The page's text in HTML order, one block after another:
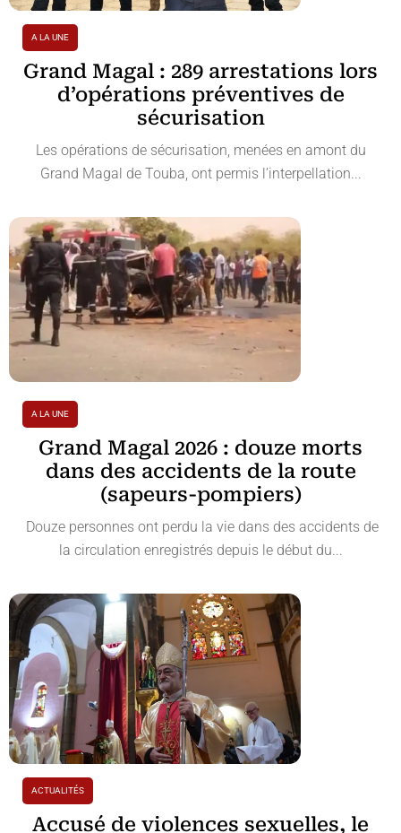
A LA UNE
Grand Magal : 289 arrestations lors
d’opérations préventives de
sécurisation
Les opérations de sécurisation, menées en amont du
Grand Magal de Touba, ont permis l’interpellation...
A LA UNE
Grand Magal 2026 : douze morts
dans des accidents de la route
(sapeurs-pompiers)
Douze personnes ont perdu la vie dans des accidents de
la circulation enregistrés depuis le début du...
ACTUALITÉS
Accusé de violences sexuelles, le